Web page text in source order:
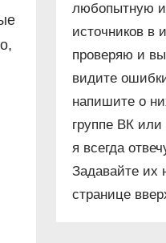
любопытную
источников в
проверяю и
видите
напишите о
группе ВК
я всегда
Задавайте их
странице